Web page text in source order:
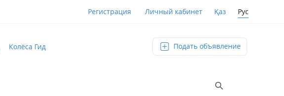
Регистрация Личный кабинет Қаз Рус
Колёса Гид Подать объявление